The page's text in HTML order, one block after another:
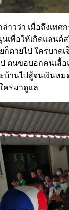
ล่าวว่า เมื่อถึงเท
เพื่อให้เกิดแลนด์
ก็ตายไป ใครบาด
ตนขอบอกคนเสื้
บ้านไปสู้จนเงินห
ครมาดูแล